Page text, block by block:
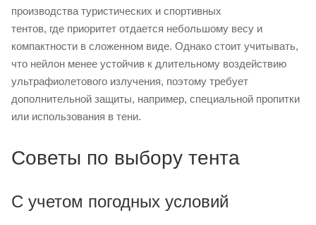
производства туристических и спортивных
тентов, где приоритет отдается небольшому весу и
компактности в сложенном виде. Однако стоит учитывать,
что нейлон менее устойчив к длительному воздействию
ультрафиолетового излучения, поэтому требует
дополнительной защиты, например, специальной пропитки
или использования в тени.
Советы по выбору тента
С учетом погодных условий